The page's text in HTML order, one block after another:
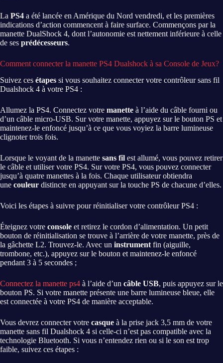
La PS4 a été lancée en Amérique du Nord vendredi, et les premières
indications d’action commencent à faire surface. Commençons par la
manette DualShock 4, dont l’autonomie est nettement inférieure à celle
de ses prédécesseurs.
Comment connecter la manette PS4 Dualshock à sa Console de Jeux?
Suivez ces étapes si vous souhaitez connecter votre contrôleur sans fil
Dualshock 4 à votre PS4 :
Allumez la PS4. Connectez votre manette à l’aide du câble fourni ou
d’un câble micro-USB. Sur votre manette, appuyez sur le bouton PS et
maintenez-le enfoncé jusqu’à ce que vous voyiez la barre lumineuse
clignoter trois fois.
Lorsque le voyant de la manette sans fil est allumé, vous pouvez retirer
le câble et utiliser votre PS4. Sur votre PS4, vous pouvez connecter
jusqu’à quatre manettes à la fois. Chaque utilisateur obtiendra
une couleur distincte en appuyant sur la touche PS de chacune d’elles.
Voici les étapes à suivre pour réinitialiser votre contrôleur PS4 :
Éteignez votre console et retirez le cordon d’alimentation. Un petit
bouton de réinitialisation se trouve à l’arrière de votre manette, près de
la gâchette L2. Trouvez-le. Avec un instrument fin (aiguille,
trombone, etc.), appuyez sur le bouton et maintenez-le enfoncé
pendant 3 à 5 secondes ;
Connectez la manette ps4 à l’aide d’un câble USB, puis appuyez sur le
bouton PS. Si votre manette présente une barre lumineuse bleue, elle
est connectée à votre PS4 de manière acceptable.
Vous devrez connecter votre casque à la prise jack 3,5 mm de votre
manette sans fil Dualshock 4 si celle-ci n’est pas compatible avec la
technologie Bluetooth. Si vous n’entendez rien ou si le son est trop
faible, suivez ces étapes :